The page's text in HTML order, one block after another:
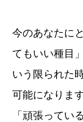
今のあなたに
てもいい種目
いう限られた
可能になります
「頑張ってい